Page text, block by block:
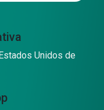
Unidos de